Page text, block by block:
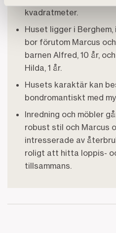
kvadratmeter.
Huset ligger i Berghem,
bor förutom Marcus
barnen Alfred, 10 år,
Hilda, 1 år.
Husets karaktär kan
bondromantiskt med
Inredning och möbler
robust stil och Marcus
intresserade av
roligt att hitta loppis-
tillsammans.